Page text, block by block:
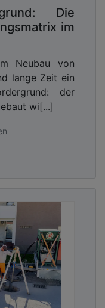
Die
im
Neubau von
lange Zeit ein
der
wi[...]